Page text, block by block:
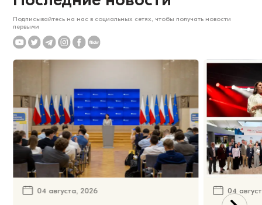
Подписывайтесь на нас в социальных сетях, чтобы получать новости
первыми
04 августа, 2026 04